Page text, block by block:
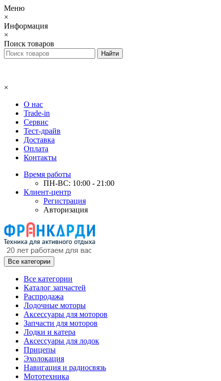
Меню
×
Информация
×
Поиск товаров
×
О нас
Trade-in
Сервис
Тест-драйв
Доставка
Оплата
Контакты
Время работы
ПН-ВС: 10:00 - 21:00
Клиент-центр
Регистрация
Авторизация
Все категории
Все категории
Каталог запчастей
Распродажа
Лодочные моторы
Аксессуары для моторов
Запчасти для моторов
Лодки и катера
Аксессуары для лодок
Прицепы
Эхолокация
Навигация и радиосвязь
Мототехника